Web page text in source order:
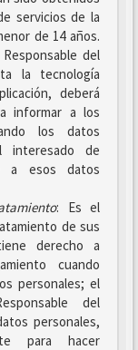
servicios de la
de 14 años.
del
la tecnología
deberá
informar a los
los datos
interesado de
a esos datos
: Es el
de sus
derecho a
cuando
personales; el
del
personales,
para hacer